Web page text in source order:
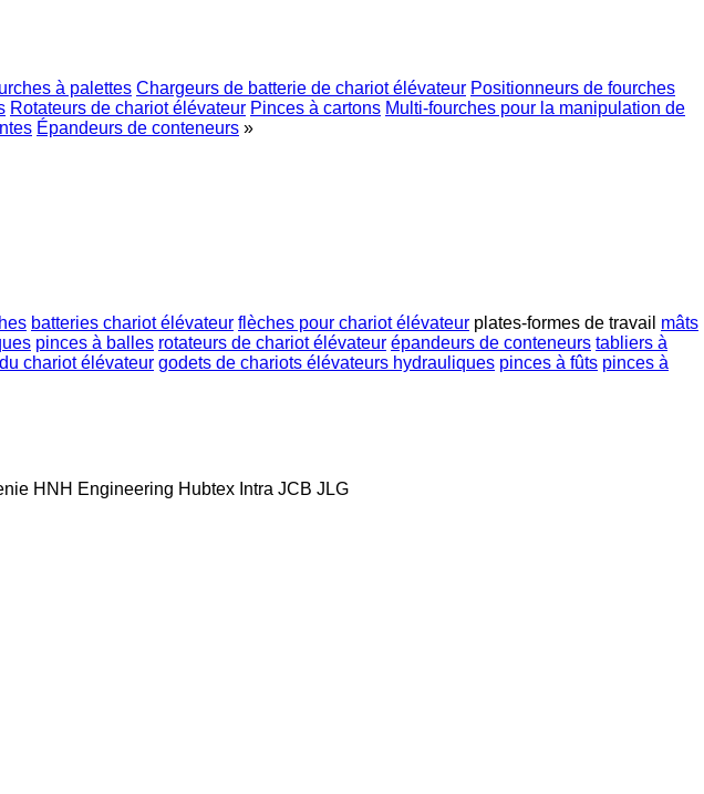
à palettes Chargeurs de batterie de chariot élévateur Positionneurs de fourches
Rotateurs de chariot élévateur Pinces à cartons Multi-fourches pour la manipulation de
Épandeurs de conteneurs »
batteries chariot élévateur flèches pour chariot élévateur plates-formes de travail mâts
pinces à balles rotateurs de chariot élévateur épandeurs de conteneurs tabliers à
chariot élévateur godets de chariots élévateurs hydrauliques pinces à fûts pinces à
HNH Engineering Hubtex Intra JCB JLG